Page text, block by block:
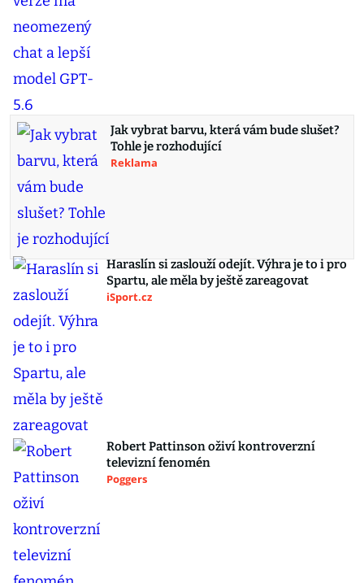
Jak vybrat barvu, která vám bude slušet?
Tohle je rozhodující
Reklama
Haraslín si zaslouží odejít. Výhra je to i pro
Spartu, ale měla by ještě zareagovat
iSport.cz
Robert Pattinson oživí kontroverzní
televizní fenomén
Poggers